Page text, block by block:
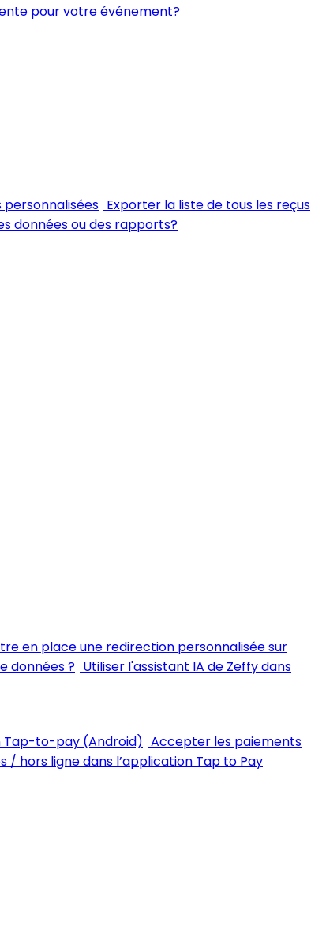
pour votre événement?
Exporter la liste de tous les reçus
données ou des rapports?
en place une redirection personnalisée sur
données ? Utiliser l'assistant IA de Zeffy dans
Tap-to-pay (Android) Accepter les paiements
/ hors ligne dans l’application Tap to Pay